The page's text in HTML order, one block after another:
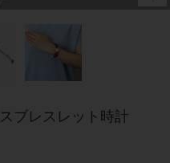
ブレスレット時計